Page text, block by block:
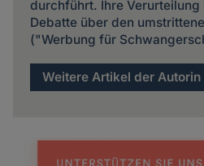
durchführt. Ihre Verurteilung
Debatte über den
("Werbung für
Weitere Artikel der Autorin